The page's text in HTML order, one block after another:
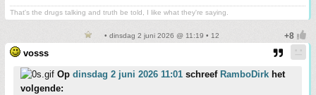
That's the drugs talking and truth be told, I like what they're saying.
• dinsdag 2 juni 2026 @ 11:19 • 12
vosss
Op dinsdag 2 juni 2026 11:01 schreef RamboDirk het
volgende: